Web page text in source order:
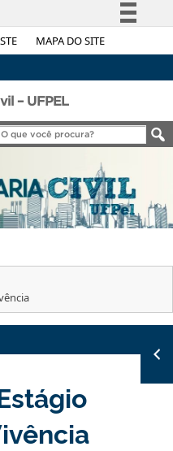
MAPA DO SITE
Simplifique!
Legislação
– UFPEL